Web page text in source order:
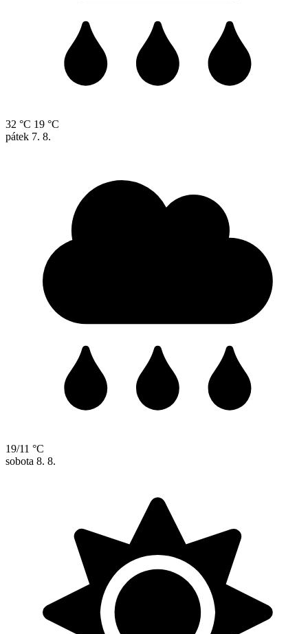
32 °C 19 °C
pátek 7. 8.
19/11 °C
sobota 8. 8.